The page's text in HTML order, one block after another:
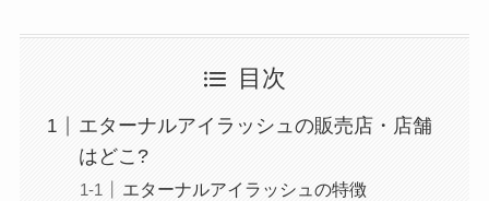
目次
エターナルアイラッシュの販売店・店舗
はどこ?
エターナルアイラッシュの特徴